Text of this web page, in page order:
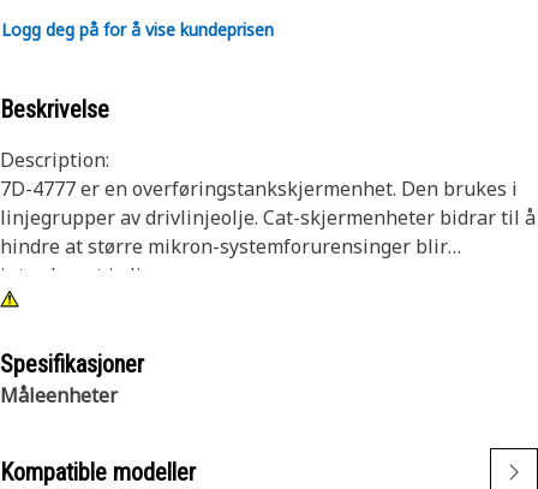
Logg deg på for å vise kundeprisen
Beskrivelse
Description:
7D-4777 er en overføringstankskjermenhet. Den brukes i
linjegrupper av drivlinjeolje. Cat-skjermenheter bidrar til å
hindre at større mikron-systemforurensinger blir
introdusert i oljerørgruppene.
• Kvalitet du kan forvente for ditt utstyr.
• Lengde: 153.716mm (6.052 in).
Bruksområde:
Spesifikasjoner
Måleenheter
Kompatible modeller